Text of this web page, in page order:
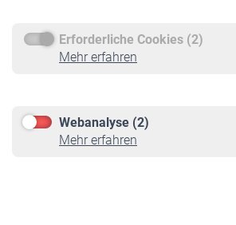
Erforderliche Cookies (2)
Mehr erfahren
Webanalyse (2)
Mehr erfahren
Service
Informationen
Online-Rechner
VBLnewsletter